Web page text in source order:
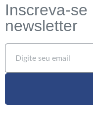
Inscreva-se
newsletter